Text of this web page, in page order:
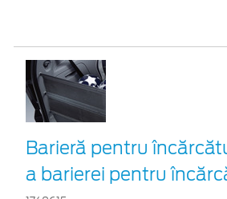
Barieră pentru
a barierei pentru